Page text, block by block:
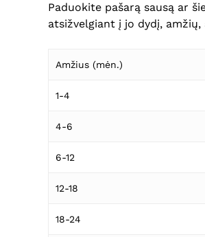
Paduokite pašarą sausą ar
atsižvelgiant į jo dydį,
Amžius (mėn.)
1-4
4-6
6-12
12-18
18-24